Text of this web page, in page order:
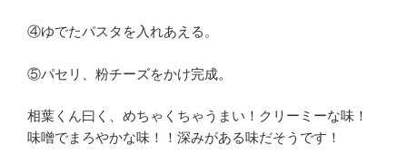
④ゆでたパスタを入れあえる。
⑤パセリ、粉チーズをかけ完成。
相葉くん曰く、めちゃくちゃうまい！クリーミーな味！
味噌でまろやかな味！！深みがある味だそうです！